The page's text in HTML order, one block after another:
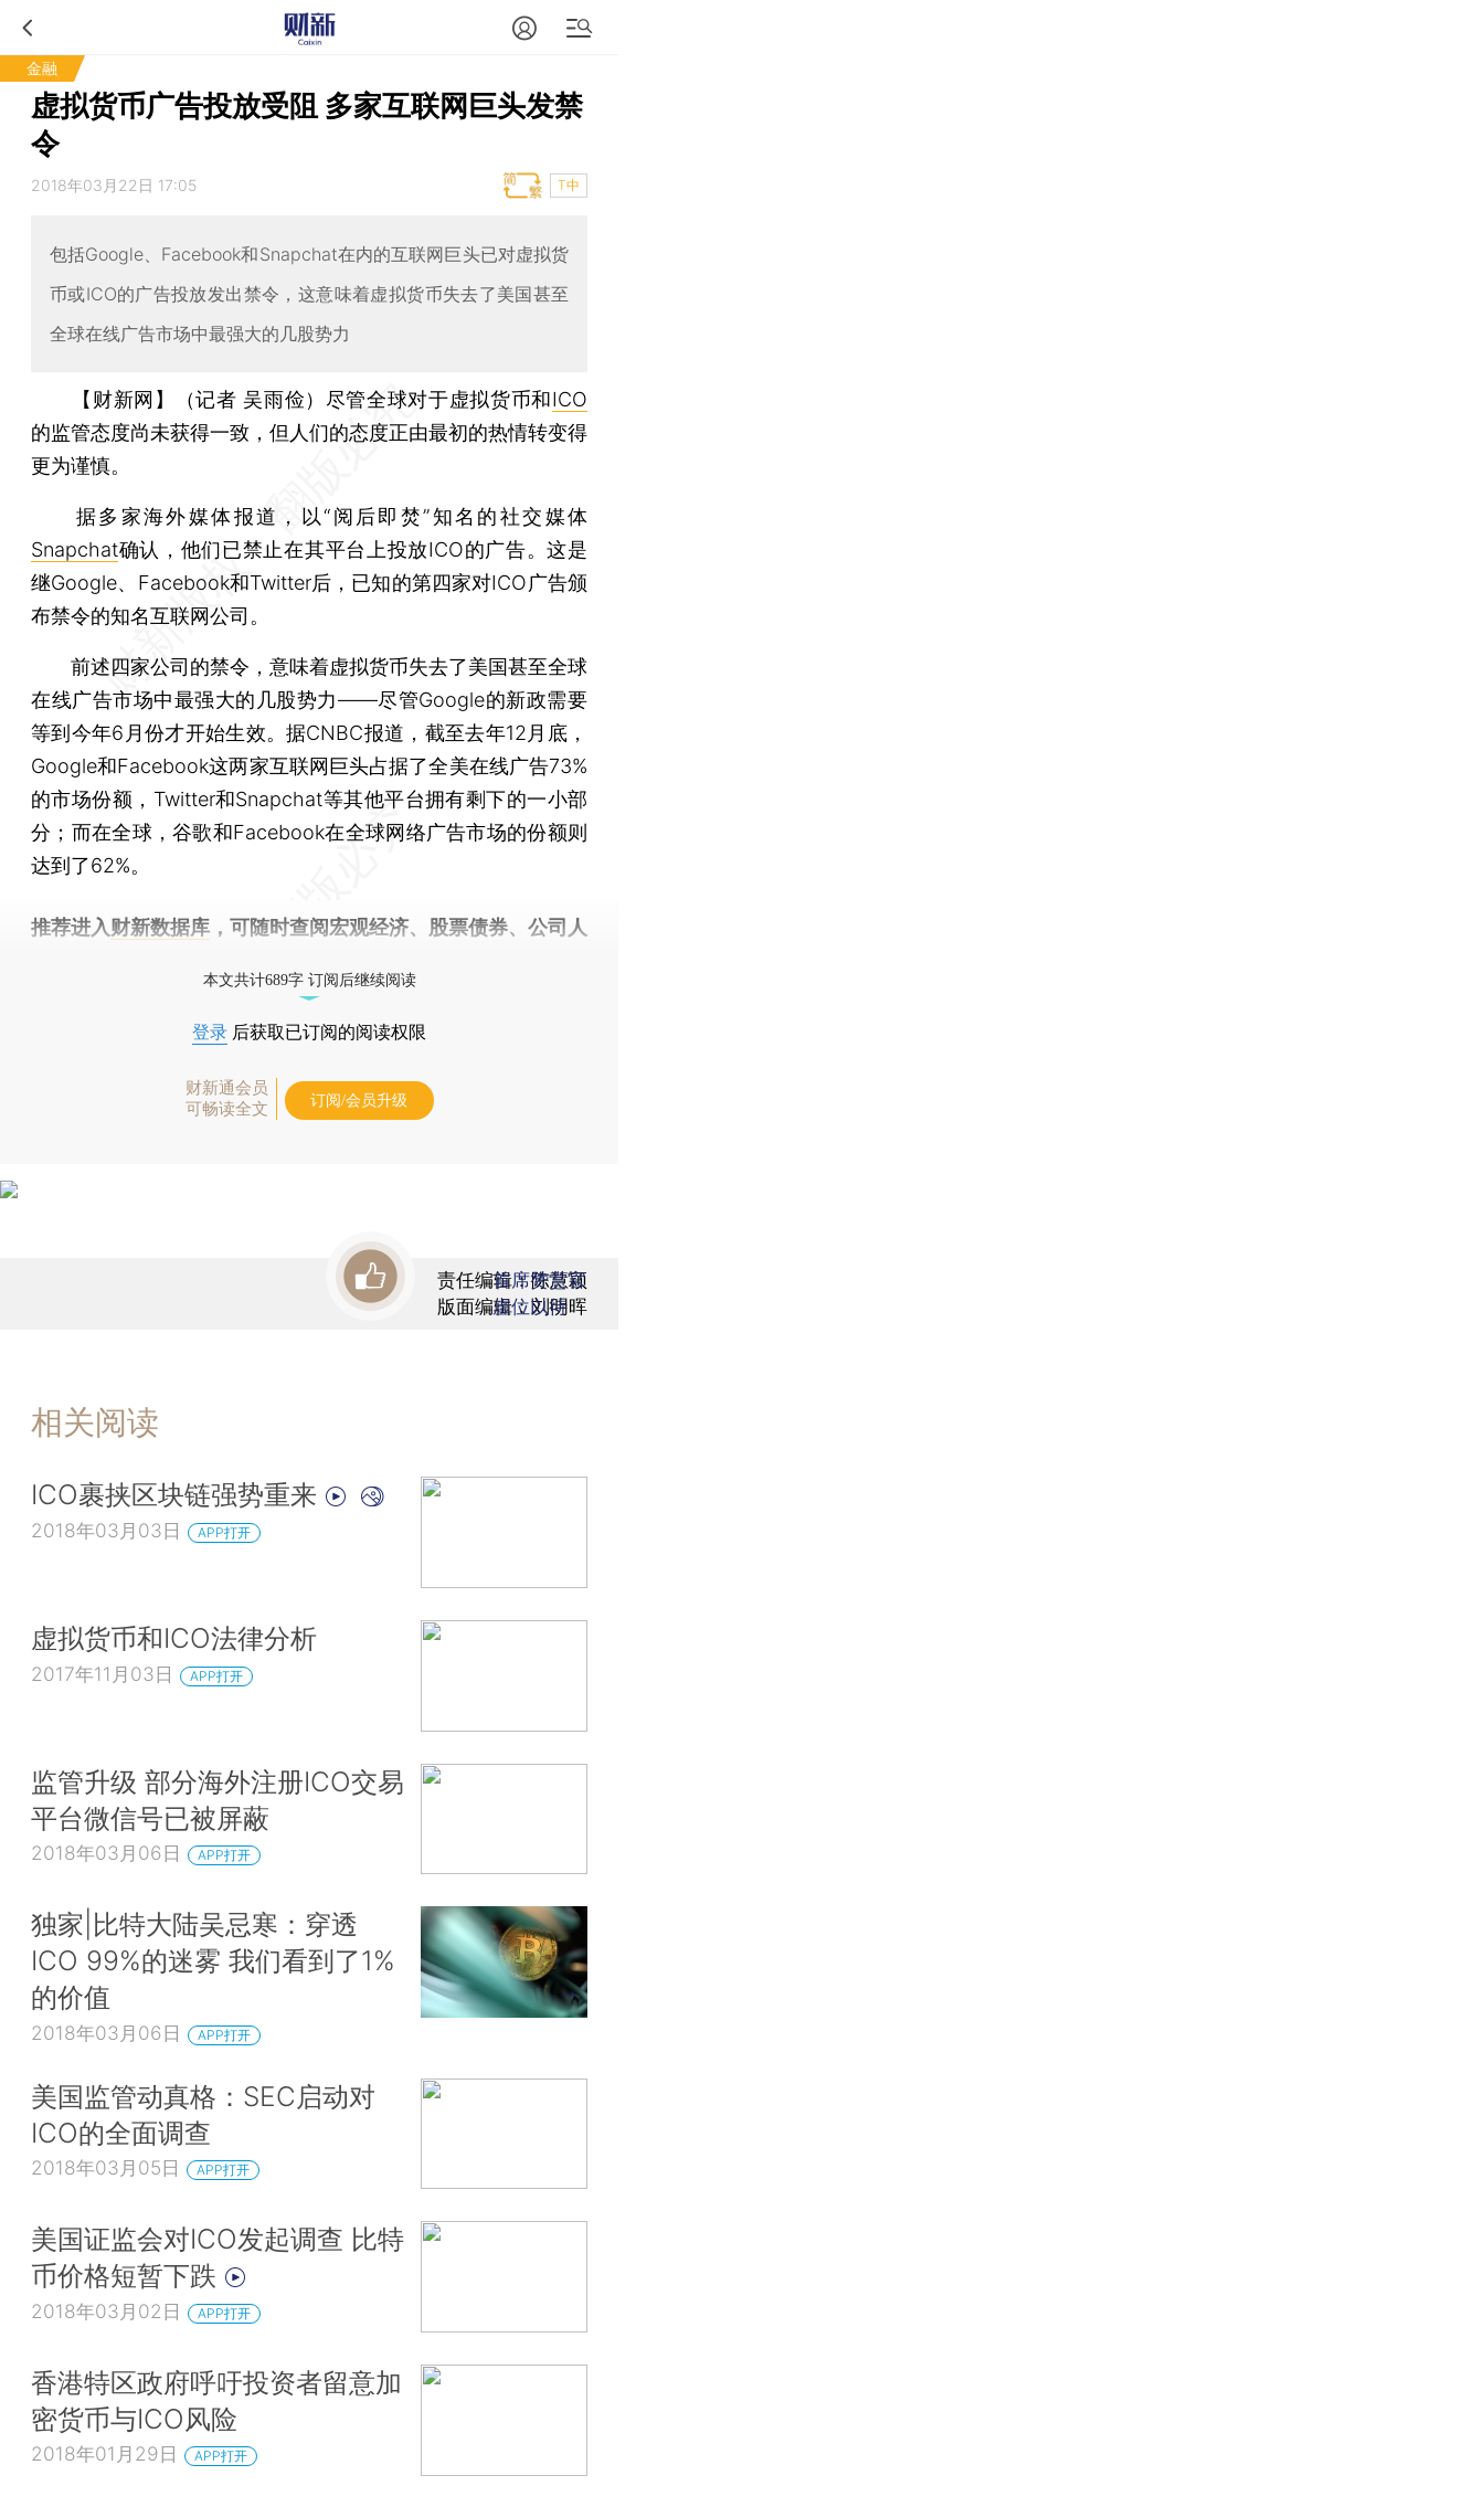
金融
虚拟货币广告投放受阻 多家互联网巨头发禁
令
2018年03月22日 17:05 T中
包括Google、Facebook和Snapchat在内的互联网巨头已对虚拟货
币或ICO的广告投放发出禁令，这意味着虚拟货币失去了美国甚至
全球在线广告市场中最强大的几股势力
【财新网】（记者 吴雨俭） 尽管全球对于虚拟货币和ICO
的监管态度尚未获得一致，但人们的态度正由最初的热情转变得
更为谨慎。
据多家海外媒体报道，以“阅后即焚”知名的社交媒体
Snapchat确认，他们已禁止在其平台上投放ICO的广告。这是
继Google、Facebook和Twitter后，已知的第四家对ICO广告颁
布禁令的知名互联网公司。
前述四家公司的禁令，意味着虚拟货币失去了美国甚至全球
在线广告市场中最强大的几股势力——尽管Google的新政需要
等到今年6月份才开始生效。据CNBC报道，截至去年12月底，
Google和Facebook这两家互联网巨头占据了全美在线广告73%
的市场份额，Twitter和Snapchat等其他平台拥有剩下的一小部
分；而在全球，谷歌和Facebook在全球网络广告市场的份额则
达到了62%。
推荐进入财新数据库 ，可随时查阅宏观经济、股票债券、公司人
本文共计689字 订阅后继续阅读
登录 后获取已订阅的阅读权限
财新通会员
可畅读全文
订阅/会员升级
责任编辑：陈慧颖
版面编辑：刘明晖
首席赞赏官
虚位以待
相关阅读
ICO裹挟区块链强势重来
2018年03月03日 APP打开
虚拟货币和ICO法律分析
2017年11月03日 APP打开
监管升级 部分海外注册ICO交易
平台微信号已被屏蔽
2018年03月06日 APP打开
独家|比特大陆吴忌寒：穿透
ICO 99%的迷雾 我们看到了1%
的价值
2018年03月06日 APP打开
美国监管动真格：SEC启动对
ICO的全面调查
2018年03月05日 APP打开
美国证监会对ICO发起调查 比特
币价格短暂下跌
2018年03月02日 APP打开
香港特区政府呼吁投资者留意加
密货币与ICO风险
2018年01月29日 APP打开